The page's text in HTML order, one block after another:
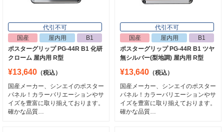
代引不可
国産
屋内用
ポスターグリップ PG-32R B1 けやき調
屋内用 R型
¥14,740（税込）
国産メーカー、シンエイのポスターパネ
代引不可
屋内用
B1
B1（W728×H1030）
ブラック 屋内用
¥29,260（税込）
代引不可
国産
屋内用
B1
ポスターグリップ PG-44R B1 化研
クローム 屋内用 R型
¥13,640 （税込）
国産メーカー、シンエイのポスター
パネル！カラーバリエーションやサ
イズを豊富に取り揃えております。
確かな品質…
代引不可
国産
屋内用
B1
ポスターグリップ PG-44R B1 ツヤ
無シルバー(梨地調) 屋内用 R型
¥13,640 （税込）
国産メーカー、シンエイのポスター
パネル！カラーバリエーションやサ
イズを豊富に取り揃えております。
確かな品質…